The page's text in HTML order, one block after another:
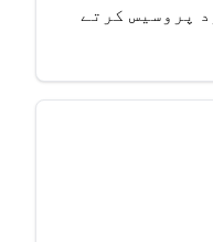
پروسیس کرتے